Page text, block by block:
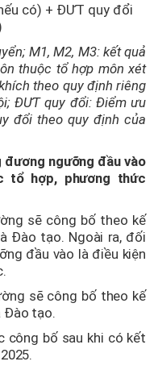
có) + ĐƯT quy đổi
M1, M2, M3: kết quả
thuộc tổ hợp môn xét
theo quy định riêng
ĐƯT quy đổi: Điểm ưu
đổi theo quy định của
ngưỡng đầu vào
tổ hợp, phương thức
sẽ công bố theo kế
Đào tạo. Ngoài ra, đối
đầu vào là điều kiện
sẽ công bố theo kế
Đào tạo.
bố sau khi có kết